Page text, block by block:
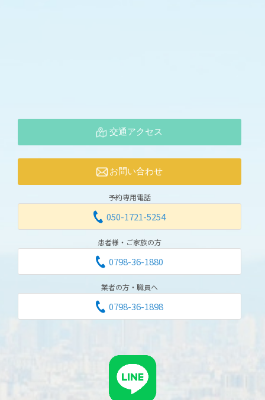
交通アクセス
お問い合わせ
予約専用電話
050-1721-5254
患者様・ご家族の方
0798-36-1880
業者の方・職員へ
0798-36-1898